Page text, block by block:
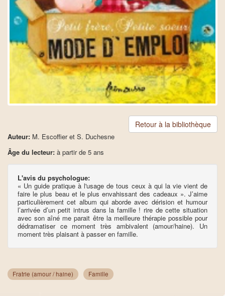
Retour à la bibliothèque
Auteur: M. Escoffier et S. Duchesne
Âge du lecteur: à partir de 5 ans
L'avis du psychologue:
« Un guide pratique à l'usage de tous ceux à qui la vie vient de
faire le plus beau et le plus envahissant des cadeaux ». J’aime
particulièrement cet album qui aborde avec dérision et humour
l’arrivée d’un petit intrus dans la famille ! rire de cette situation
avec son aîné me parait être la meilleure thérapie possible pour
dédramatiser ce moment très ambivalent (amour/haine). Un
moment très plaisant à passer en famille.
Fratrie (amour / haine) Famille